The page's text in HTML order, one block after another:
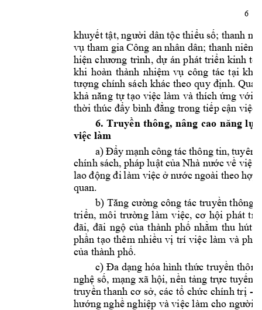
6
khuyết tật, người dân tộc thiểu số; thanh
vụ tham gia Công an nhân dân; thanh niên
hiện chương trình, dự án phát triển kinh tế
khi hoàn thành nhiệm vụ công tác tại khu
tượng chính sách khác theo quy định. Qua
khả năng tự tạo việc làm và thích ứng với
thời thúc đẩy bình đẳng trong tiếp cận việc
6. Truyền thông, nâng cao năng lực
việc làm
a) Đẩy mạnh công tác thông tin, tuyên
chính sách, pháp luật của Nhà nước về việc
lao động đi làm việc ở nước ngoài theo hợp
quan.
b) Tăng cường công tác truyền thông
triển, môi trường làm việc, cơ hội phát
đãi, đãi ngộ của thành phố nhằm thu hút
phần tạo thêm nhiều vị trí việc làm và
của thành phố.
c) Đa dạng hóa hình thức truyền
nghệ số, mạng xã hội, nền tảng trực tuyến;
truyền thanh cơ sở, các tổ chức chính trị -
hướng nghề nghiệp và việc làm cho người